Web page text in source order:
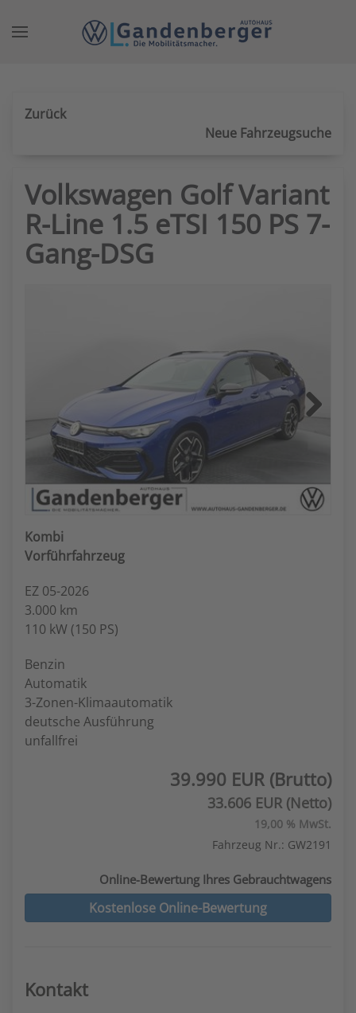
Zurück
Neue Fahrzeugsuche
Volkswagen Golf Variant
R-Line 1.5 eTSI 150 PS 7-
Gang-DSG
Next
Kombi
Vorführfahrzeug
EZ 05-2026
3.000 km
110 kW (150 PS)
Benzin
Automatik
3-Zonen-Klimaautomatik
deutsche Ausführung
unfallfrei
39.990 EUR (Brutto)
33.606 EUR (Netto)
19,00 % MwSt.
Fahrzeug Nr.: GW2191
Online-Bewertung Ihres Gebrauchtwagens
Kostenlose Online-Bewertung
Kontakt